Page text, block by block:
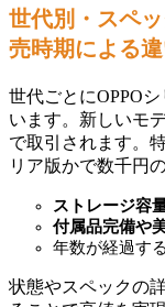
世代別・スペ
売時期による
世代ごとにOPPO
います。新しいモ
で取引されます。
リア版かで数千円
ストレージ容
付属品完備や
年数が経過す
状態やスペックの